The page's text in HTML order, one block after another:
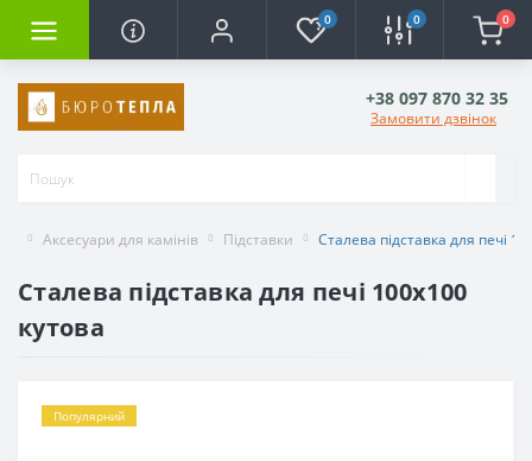
0 0 0
+38 097 870 32 35
Замовити дзвінок
Аксесуари для камінів Підставки Сталева підставка для печі
Сталева підставка для печі 100х100
кутова
Популярний